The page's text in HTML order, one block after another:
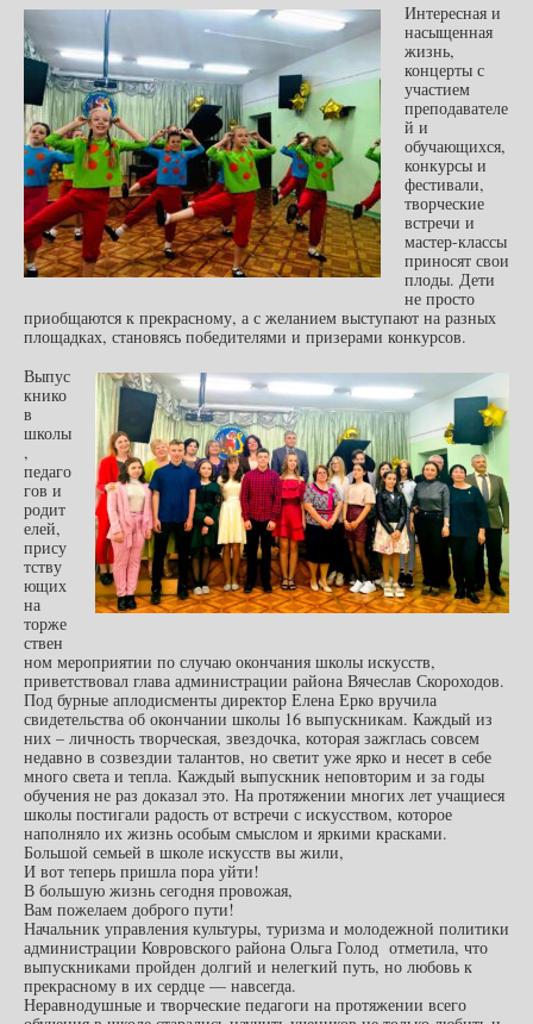
Интересная и
насыщенная
жизнь,
концерты с
участием
преподавателе
й и
обучающихся,
конкурсы и
фестивали,
творческие
встречи и
мастер-классы
приносят свои
плоды. Дети
не просто
приобщаются к прекрасному, а с желанием выступают на разных
площадках, становясь победителями и призерами конкурсов.
Выпус
книко
в
школы
,
педаго
гов и
родит
елей,
прису
тству
ющих
на
торже
ствен
ном мероприятии по случаю окончания школы искусств,
приветствовал глава администрации района Вячеслав Скороходов.
Под бурные аплодисменты директор Елена Ерко вручила
свидетельства об окончании школы 16 выпускникам. Каждый из
них – личность творческая, звездочка, которая зажглась совсем
недавно в созвездии талантов, но светит уже ярко и несет в себе
много света и тепла. Каждый выпускник неповторим и за годы
обучения не раз доказал это. На протяжении многих лет учащиеся
школы постигали радость от встречи с искусством, которое
наполняло их жизнь особым смыслом и яркими красками.
Большой семьей в школе искусств вы жили,
И вот теперь пришла пора уйти!
В большую жизнь сегодня провожая,
Вам пожелаем доброго пути!
Начальник управления культуры, туризма и молодежной политики
администрации Ковровского района Ольга Голод отметила, что
выпускниками пройден долгий и нелегкий путь, но любовь к
прекрасному в их сердце — навсегда.
Неравнодушные и творческие педагоги на протяжении всего